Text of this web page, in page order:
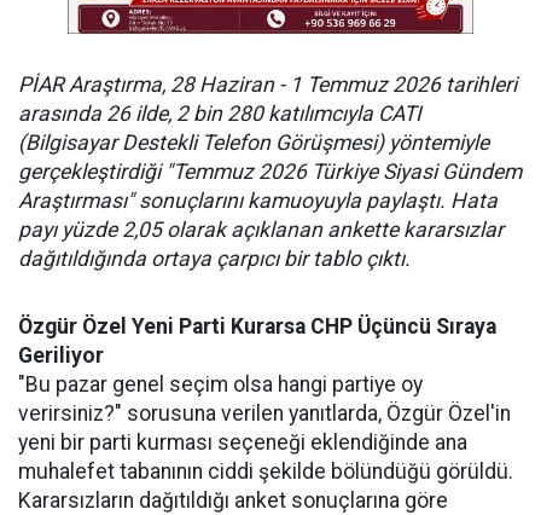
PİAR Araştırma, 28 Haziran - 1 Temmuz 2026 tarihleri
arasında 26 ilde, 2 bin 280 katılımcıyla CATI
(Bilgisayar Destekli Telefon Görüşmesi) yöntemiyle
gerçekleştirdiği "Temmuz 2026 Türkiye Siyasi Gündem
Araştırması" sonuçlarını kamuoyuyla paylaştı. Hata
payı yüzde 2,05 olarak açıklanan ankette kararsızlar
dağıtıldığında ortaya çarpıcı bir tablo çıktı.
Özgür Özel Yeni Parti Kurarsa CHP Üçüncü Sıraya
Geriliyor
"Bu pazar genel seçim olsa hangi partiye oy
verirsiniz?" sorusuna verilen yanıtlarda, Özgür Özel'in
yeni bir parti kurması seçeneği eklendiğinde ana
muhalefet tabanının ciddi şekilde bölündüğü görüldü.
Kararsızların dağıtıldığı anket sonuçlarına göre